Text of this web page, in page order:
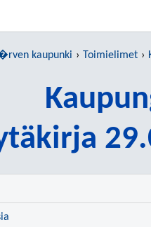
kaupunki Toimielimet